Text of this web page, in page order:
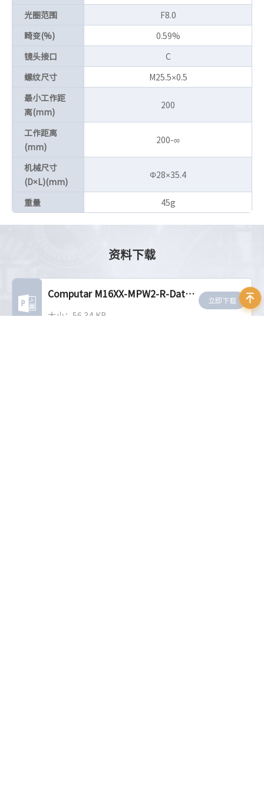
光圈范围
F8.0
畸变(%)
0.59%
镜头接口
C
螺纹尺寸
M25.5×0.5
最小工作距
离(mm)
200
工作距离
(mm)
200-∞
机械尺寸
(D×L)(mm)
Φ28×35.4
重量 45g
资料下载
Computar M16XX-MPW2-R-Datasheet-EN
大小：56.34 KB
立即下载